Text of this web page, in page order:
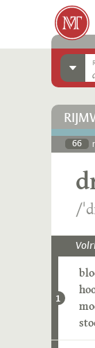
66
/
1